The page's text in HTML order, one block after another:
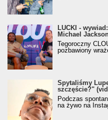
LUCKI -
Michael
Tegoroczny
pozbawiony
Spytaliśmy
szczęście?"
Podczas
na żywo na